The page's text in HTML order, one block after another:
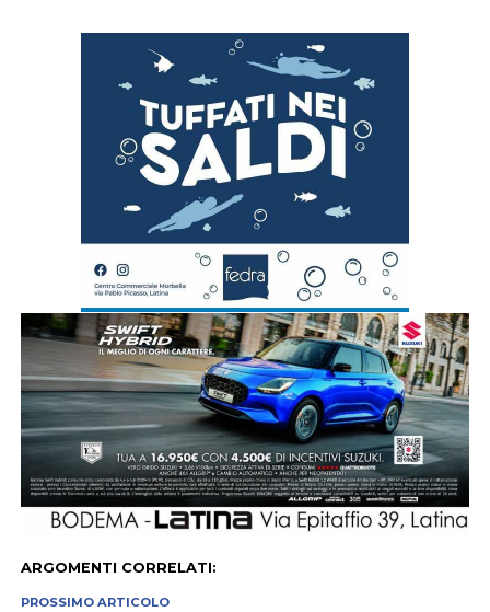
ARGOMENTI CORRELATI:
PROSSIMO ARTICOLO